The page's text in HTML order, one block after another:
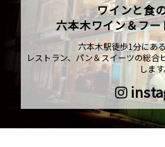
ワインと食
六本木ワイン＆フ
六本木駅徒歩1分にあ
レストラン、パン＆スイーツの総合
します